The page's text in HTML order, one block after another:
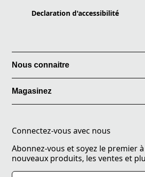
Declaration d'accessibilité
Nous connaitre
Magasinez
Connectez-vous avec nous
Abonnez-vous et soyez le premier
nouveaux produits, les ventes et